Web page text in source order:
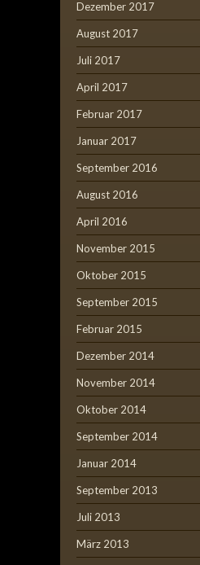
Dezember 2017
August 2017
Juli 2017
April 2017
Februar 2017
Januar 2017
September 2016
August 2016
April 2016
November 2015
Oktober 2015
September 2015
Februar 2015
Dezember 2014
November 2014
Oktober 2014
September 2014
Januar 2014
September 2013
Juli 2013
März 2013